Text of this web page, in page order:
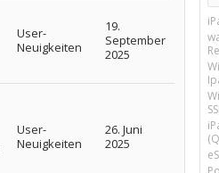
User-
Neuigkeiten
19.
September
2025
User-
Neuigkeiten
26. Juni
2025